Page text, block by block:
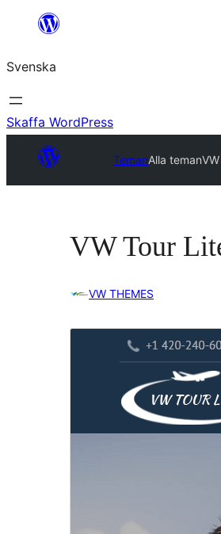
Hoppa
innehåll
Svenska
Skaffa WordPress
TemanAlla teman
VW Tour
VW THEMES